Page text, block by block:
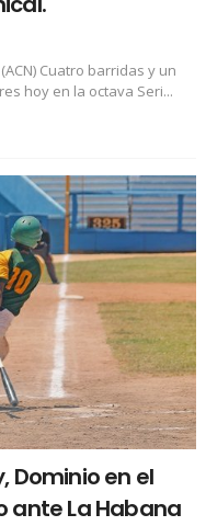
Cuatro barridas y un
hoy en la octava Seri...
Dominio en el
ante La Habana